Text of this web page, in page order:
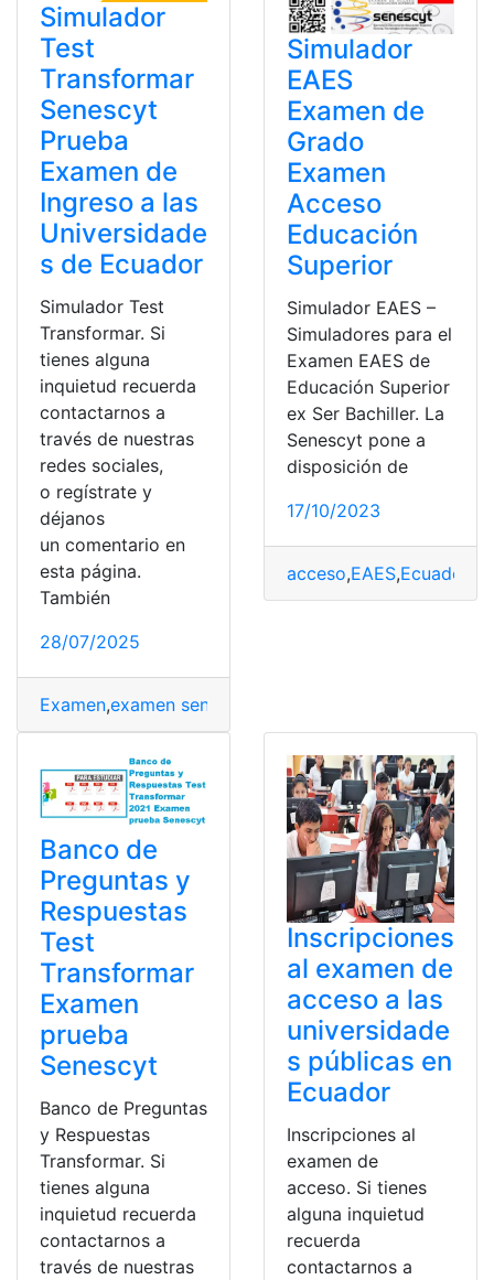
Simulador
Test
Transformar
Senescyt
Prueba
Examen de
Ingreso a las
Universidade
s de Ecuador
Simulador Test
Transformar. Si
tienes alguna
inquietud recuerda
contactarnos a
través de nuestras
redes sociales,
o regístrate y
déjanos
un comentario en
esta página.
También
28/07/2025
Examen,examen senecyt
Simulador
EAES
Examen de
Grado
Examen
Acceso
Educación
Superior
Simulador EAES –
Simuladores para el
Examen EAES de
Educación Superior
ex Ser Bachiller. La
Senescyt pone a
disposición de
17/10/2023
acceso,EAES,Ecuador
Banco de
Preguntas y
Respuestas
Test
Transformar
Examen
prueba
Senescyt
Banco de Preguntas
y Respuestas
Transformar. Si
tienes alguna
inquietud recuerda
contactarnos a
través de nuestras
Inscripciones
al examen de
acceso a las
universidade
s públicas en
Ecuador
Inscripciones al
examen de
acceso. Si tienes
alguna inquietud
recuerda
contactarnos a